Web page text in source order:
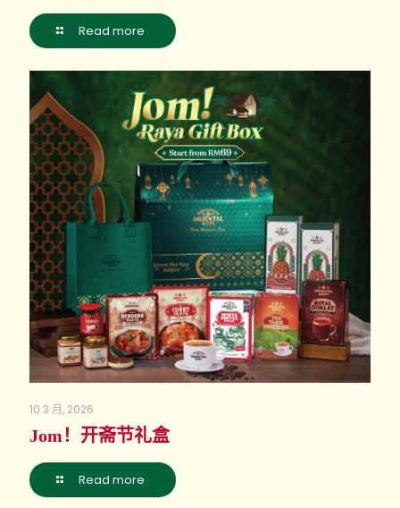
Read more
10 3 月, 2026
Jom！开斋节礼盒
Read more